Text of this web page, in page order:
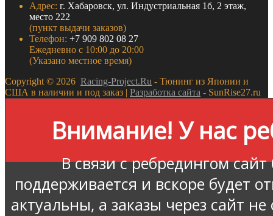
Адрес: г. Хабаровск, ул. Индустриальная 1б, 2 этаж,
место 222
(пункт выдачи заказов)
Телефон: +7 909 802 08 27
Ежедневно с 10:00 до 20:00
(Указано местное время)
Copyright © 2026 Racing-Project.Ru - Тюнинг из Японии и
США в наличии и под заказ | Разработка сайта - SunRise27.ru
Внимание! У нас
В связи с ребредингом
поддерживается и вскоре будет
актуальны, а заказы через сайт